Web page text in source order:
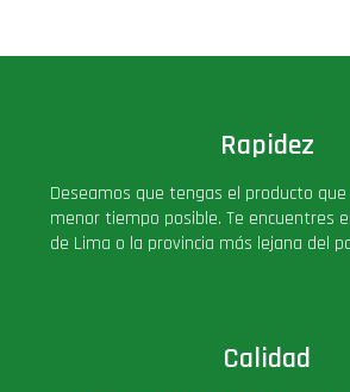
Gift Cards
Rapidez
Deseamos que tengas el producto
menor tiempo posible. Te encuentres
de Lima o la provincia más lejana del
Calidad